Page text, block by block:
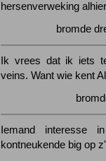
hersenverweking
bromde
Ik vrees dat ik iets
veins. Want wie kent
Iemand interesse
kontneukende big op